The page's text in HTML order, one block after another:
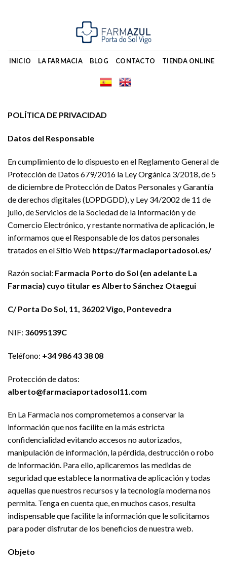
INICIO LA FARMACIA BLOG CONTACTO TIENDA ONLINE
POLÍTICA DE PRIVACIDAD
Datos del Responsable
En cumplimiento de lo dispuesto en el Reglamento General de
Protección de Datos 679/2016 la Ley Orgánica 3/2018, de 5
de diciembre de Protección de Datos Personales y Garantía
de derechos digitales (LOPDGDD), y Ley 34/2002 de 11 de
julio, de Servicios de la Sociedad de la Información y de
Comercio Electrónico, y restante normativa de aplicación, le
informamos que el Responsable de los datos personales
tratados en el Sitio Web https://farmaciaportadosol.es/
Razón social: Farmacia Porto do Sol (en adelante La
Farmacia) cuyo titular es Alberto Sánchez Otaegui
C/ Porta Do Sol, 11, 36202 Vigo, Pontevedra
NIF: 36095139C
Teléfono: +34 986 43 38 08
Protección de datos:
alberto@farmaciaportadosol11.com
En La Farmacia nos comprometemos a conservar la
información que nos facilite en la más estricta
confidencialidad evitando accesos no autorizados,
manipulación de información, la pérdida, destrucción o robo
de información. Para ello, aplicaremos las medidas de
seguridad que establece la normativa de aplicación y todas
aquellas que nuestros recursos y la tecnología moderna nos
permita. Tenga en cuenta que, en muchos casos, resulta
indispensable que facilite la información que le solicitamos
para poder disfrutar de los beneficios de nuestra web.
Objeto